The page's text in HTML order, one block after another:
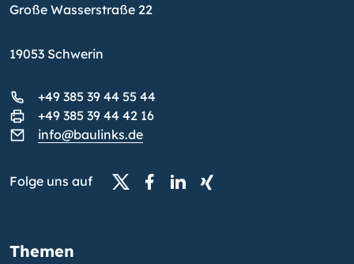
Große Wasserstraße 22
19053 Schwerin
+49 385 39 44 55 44
+49 385 39 44 42 16
info@baulinks.de
Folge uns auf
Themen